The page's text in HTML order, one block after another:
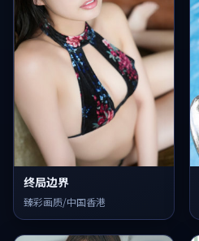
终局边界
臻彩画质/中国香港